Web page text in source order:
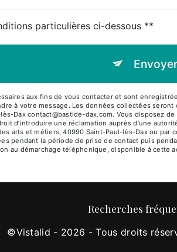
particulières ci-dessous **
Envoyer
aux fins de vous contacter et sont
à votre message. Les données collectées seront
Dax contact@bastide-dax.com. Vous disposez
d’introduire une réclamation auprès d’une
arts et métiers, 40990 Saint-Paul-lès-Dax ou
pendant la période de prise de contact puis
au démarchage téléphonique, disponible à cette
Recherches
©Vistalid - 2026 - Tous droits